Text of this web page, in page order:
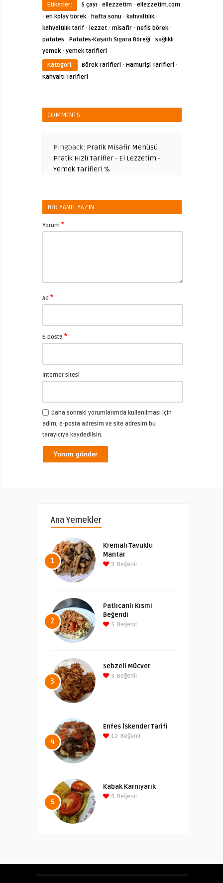
Etiketler: 5 çayı · ellezzetim · ellezzetim.com
· en kolay börek· hafta sonu · kahvaltılık·
kahvaltılık tarif · lezzet · misafir · nefis börek·
patates · Patates-Kaşarlı Sigara Böreği · sağlıklı
yemek· yemek tarifleri
Kategori:
Börek Tarifleri · Hamurişi Tarifleri ·
Kahvaltı Tarifleri
COMMENTS
Pingback: Pratik Misafir Menüsü
Pratik Hızlı Tarifler - El Lezzetim -
Yemek Tarifleri %
BIR YANIT YAZIN
Yorum *
Ad *
E-posta *
İnternet sitesi
Daha sonraki yorumlarımda kullanılması için
adım, e-posta adresim ve site adresim bu
tarayıcıya kaydedilsin.
Ana Yemekler
1
Kremalı Tavuklu
Mantar
3 Beğeni!
2
Patlıcanlı Kısmi
Beğendi
5 Beğeni!
3
Sebzeli Mücver
3 Beğeni!
4
Enfes İskender Tarifi
12 Beğeni!
5
Kabak Karnıyarık
5 Beğeni!